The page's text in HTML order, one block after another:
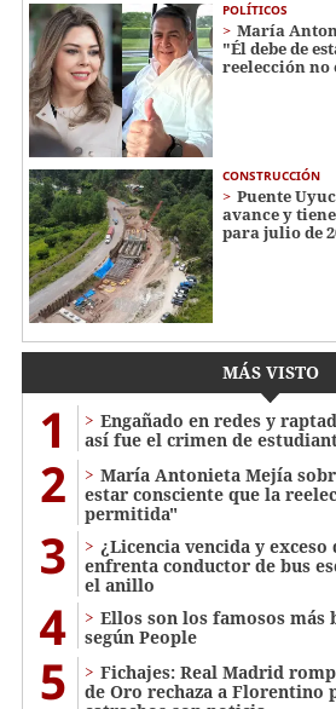
POLÍTICOS
María
"Él debe de
reelección
CONSTRUCCIÓN
Puente
avance y
para julio de
MÁS VISTO
1
Engañado en redes y
así fue el crimen de
2
María Antonieta Mejía
estar consciente que la
permitida"
3
¿Licencia vencida y
enfrenta conductor de bus
el anillo
4
Ellos son los famosos más
según People
5
Fichajes: Real Madrid
de Oro rechaza a Florentino